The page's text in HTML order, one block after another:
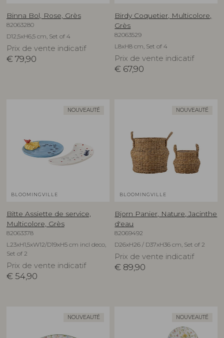
Binna Bol, Rose, Grès
82063280
D12,5xH6,5 cm, Set of 4
Prix de vente indicatif
€ 79,90
Birdy Coquetier, Multicolore,
Grès
82063529
L8xH8 cm, Set of 4
Prix de vente indicatif
€ 67,90
NOUVEAUTÉ
BLOOMINGVILLE
Bitte Assiette de service,
Multicolore, Grès
82063378
L23xH1,5xW12/D19xH5 cm incl deco,
Set of 2
Prix de vente indicatif
€ 54,90
NOUVEAUTÉ
BLOOMINGVILLE
Bjorn Panier, Nature, Jacinthe
d'eau
82069492
D26xH26 / D37xH36 cm, Set of 2
Prix de vente indicatif
€ 89,90
NOUVEAUTÉ NOUVEAUTÉ